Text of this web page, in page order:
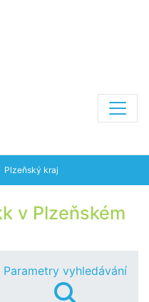
Plzeňský kraj
v Plzeňském
Parametry vyhledávání